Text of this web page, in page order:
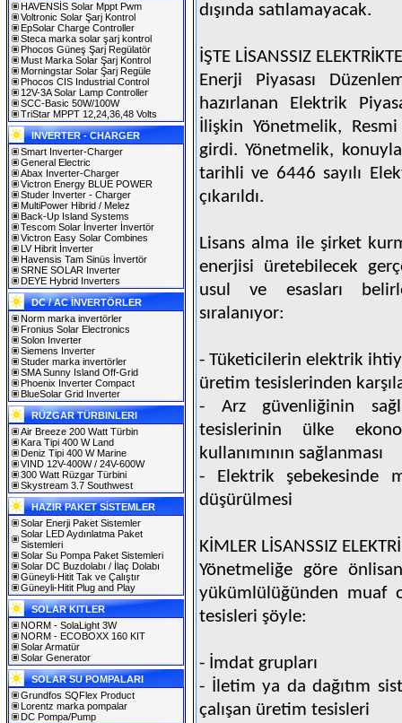
HAVENSİS Solar Mppt Pwm
Voltronic Solar Şarj Kontrol
EpSolar Charge Controller
Steca marka solar şarj kontrol
Phocos Güneş Şarj Regülatör
Must Marka Solar Şarj Kontrol
Morningstar Solar Şarj Regüle
Phocos CIS Industrial Control
12V-3A Solar Lamp Controller
SCC-Basic 50W/100W
TriStar MPPT 12,24,36,48 Volts
INVERTER - CHARGER
Smart Inverter-Charger
General Electric
Abax Inverter-Charger
Victron Energy BLUE POWER
Studer Inverter - Charger
MultiPower Hibrid / Melez
Back-Up Island Systems
Tescom Solar İnverter İnvertör
Victron Easy Solar Combines
LV Hibrit İnverter
Havensis Tam Sinüs İnvertör
SRNE SOLAR Inverter
DEYE Hybrid Inverters
DC / AC İNVERTÖRLER
Norm marka invertörler
Fronius Solar Electronics
Solon Inverter
Siemens Inverter
Studer marka invertörler
SMA Sunny Island Off-Grid
Phoenix Inverter Compact
BlueSolar Grid Inverter
RÜZGAR TÜRBINLERI
Air Breeze 200 Watt Türbin
Kara Tipi 400 W Land
Deniz Tipi 400 W Marine
VIND 12V-400W / 24V-600W
300 Watt Rüzgar Türbini
Skystream 3.7 Southwest
HAZIR PAKET SİSTEMLER
Solar Enerji Paket Sistemler
Solar LED Aydınlatma Paket
Sistemleri
Solar Su Pompa Paket Sistemleri
Solar DC Buzdolabı / İlaç Dolabı
Güneyli-Hitit Tak ve Çalıştır
Güneyli-Hitit Plug and Play
SOLAR KITLER
NORM - SolaLight 3W
NORM - ECOBOXX 160 KIT
Solar Armatür
Solar Generator
SOLAR SU POMPALARI
Grundfos SQFlex Product
Lorentz marka pompalar
DC Pompa/Pump
dışında satılamayacak.
İŞTE LİSANSSIZ
Enerji Piyasası
hazırlanan Elektrik
İlişkin Yönetmelik,
girdi. Yönetmelik,
tarihli ve 6446 sayılı
çıkarıldı.
Lisans alma ile şirket
enerjisi üretebilecek
usul ve esasları
sıralanıyor:
- Tüketicilerin elektrik
üretim tesislerinden
- Arz güvenliğinin
tesislerinin ülke
kullanımının sağlanması
- Elektrik şebekesinde
düşürülmesi
KİMLER LİSANSSIZ
Yönetmeliğe göre
yükümlülüğünden muaf
tesisleri şöyle:
- İmdat grupları
- İletim ya da dağıtım
çalışan üretim tesisleri